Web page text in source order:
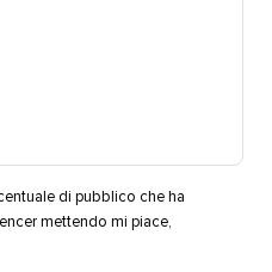
di pubblico che ha
mettendo mi piace,